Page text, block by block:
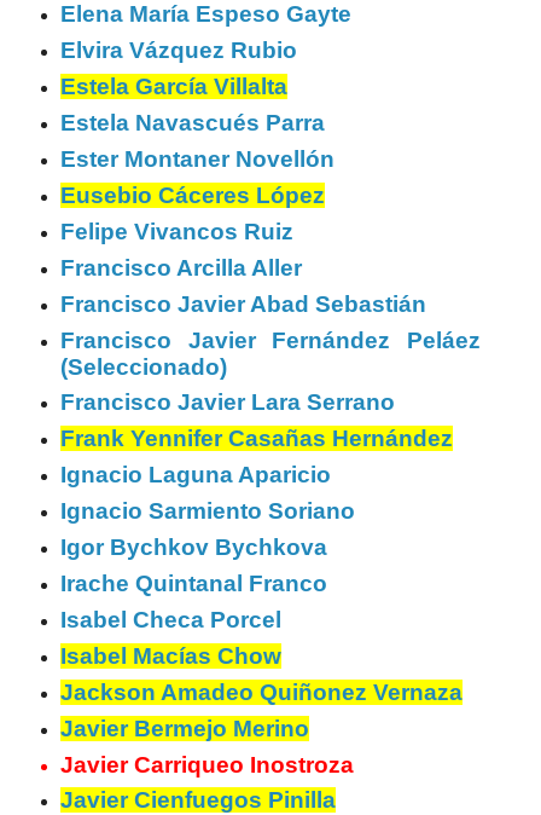
Elena María Espeso Gayte
Elvira Vázquez Rubio
Estela García Villalta
Estela Navascués Parra
Ester Montaner Novellón
Eusebio Cáceres López
Felipe Vivancos Ruiz
Francisco Arcilla Aller
Francisco Javier Abad Sebastián
Francisco Javier Fernández Peláez
(Seleccionado)
Francisco Javier Lara Serrano
Frank Yennifer Casañas Hernández
Ignacio Laguna Aparicio
Ignacio Sarmiento Soriano
Igor Bychkov Bychkova
Irache Quintanal Franco
Isabel Checa Porcel
Isabel Macías Chow
Jackson Amadeo Quiñonez Vernaza
Javier Bermejo Merino
Javier Carriqueo Inostroza
Javier Cienfuegos Pinilla